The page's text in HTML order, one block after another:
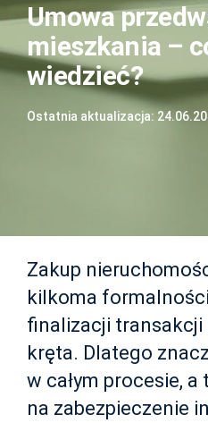
Umowa
mieszkania –
wiedzieć?
Ostatnia aktualizacja:
Zakup
kilkoma
finalizacji transakcji
kręta. Dlatego
w całym procesie,
na zabezpieczenie